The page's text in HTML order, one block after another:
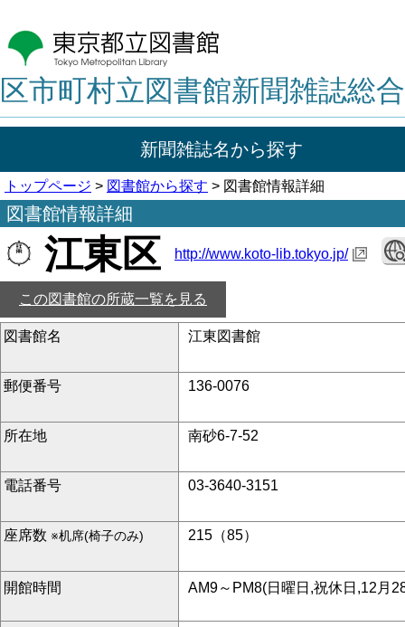
区市町村立図書館新聞雑誌総
新聞雑誌名から探す
トップページ > 図書館から探す > 図書館情報詳細
図書館情報詳細
江東区 http://www.koto-lib.tokyo.jp/
この図書館の所蔵一覧を見る
図書館名 江東図書館
郵便番号 136-0076
所在地 南砂6-7-52
電話番号 03-3640-3151
座席数 ※机席(椅子のみ) 215（85）
開館時間 AM9～PM8(日曜日,祝休日,12月